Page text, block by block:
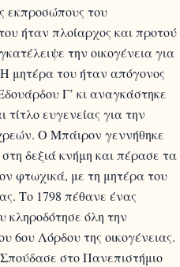
εκπροσώπους του
ήταν πλοίαρχος και προτού
την οικογένεια για
μητέρα του ήταν απόγονος
Γ’ κι αναγκάστηκε
τίτλο ευγενείας για την
Ο Μπάιρον γεννήθηκε
δεξιά κνήμη και πέρασε τα
φτωχικά, με τη μητέρα του
Το 1798 πέθανε ένας
κληροδότησε όλη την
6ου Λόρδου της οικογένειας.
στο Πανεπιστήμιο